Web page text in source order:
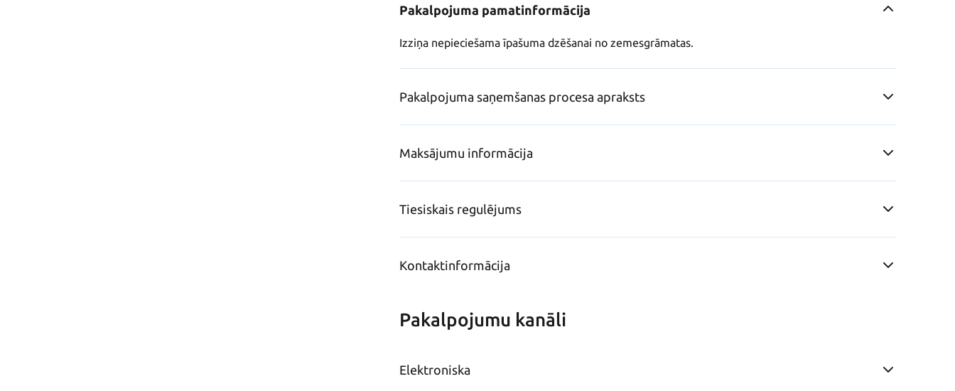
Pakalpojuma pamatinformācija
Izziņa nepieciešama īpašuma dzēšanai no zemesgrāmatas.
Pakalpojuma saņemšanas procesa apraksts
Maksājumu informācija
Tiesiskais regulējums
Kontaktinformācija
Pakalpojumu kanāli
Elektroniska